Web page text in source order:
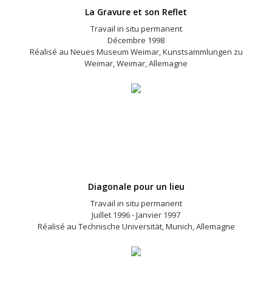
La Gravure et son Reflet
Travail in situ permanent
Décembre 1998
Réalisé au Neues Museum Weimar, Kunstsammlungen zu
Weimar, Weimar, Allemagne
Diagonale pour un lieu
Travail in situ permanent
Juillet 1996 - Janvier 1997
Réalisé au Technische Universität, Munich, Allemagne